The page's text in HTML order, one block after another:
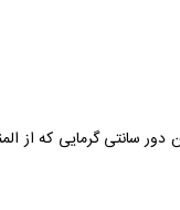
سانتی گرمایی که